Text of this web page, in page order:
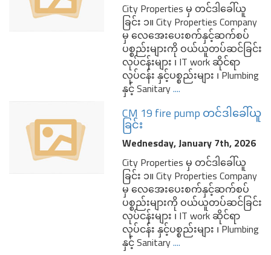
City Properties မှ တင်ဒါခေါ်ယူ
ခြင်း ၁။ City Properties Company
မှ လေအေးပေးစက်နှင့်ဆက်စပ်
ပစ္စည်းများကို ဝယ်ယူတပ်ဆင်ခြင်း
လုပ်ငန်းများ ၊ IT work ဆိုင်ရာ
လုပ်ငန်း နှင့်ပစ္စည်းများ ၊ Plumbing
နှင့် Sanitary....
CM 19 fire pump တင်ဒါခေါ်ယူ
ခြင်း
Wednesday, January 7th, 2026
City Properties မှ တင်ဒါခေါ်ယူ
ခြင်း ၁။ City Properties Company
မှ လေအေးပေးစက်နှင့်ဆက်စပ်
ပစ္စည်းများကို ဝယ်ယူတပ်ဆင်ခြင်း
လုပ်ငန်းများ ၊ IT work ဆိုင်ရာ
လုပ်ငန်း နှင့်ပစ္စည်းများ ၊ Plumbing
နှင့် Sanitary....